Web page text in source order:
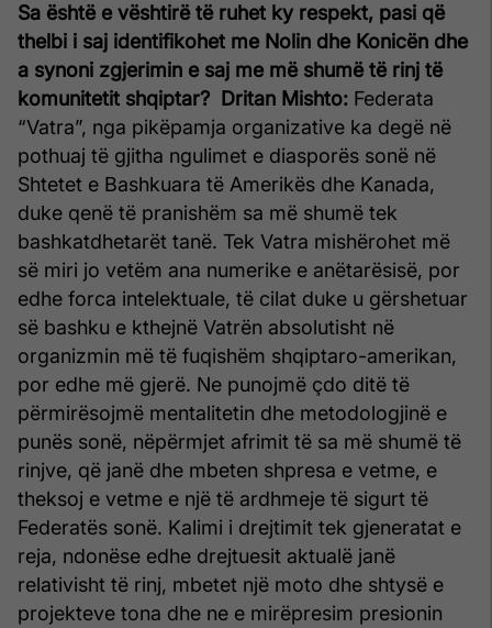
Sa është e vështirë të ruhet ky respekt, pasi që
thelbi i saj identifikohet me Nolin dhe Konicën dhe
a synoni zgjerimin e saj me më shumë të rinj të
komunitetit shqiptar?
Dritan Mishto: Federata
“Vatra”, nga pikëpamja organizative ka degë në
pothuaj të gjitha ngulimet e diasporës sonë në
Shtetet e Bashkuara të Amerikës dhe Kanada,
duke qenë të pranishëm sa më shumë tek
bashkatdhetarët tanë. Tek Vatra mishërohet më
së miri jo vetëm ana numerike e anëtarësisë, por
edhe forca intelektuale, të cilat duke u gërshetuar
së bashku e kthejnë Vatrën absolutisht në
organizmin më të fuqishëm shqiptaro-amerikan,
por edhe më gjerë. Ne punojmë çdo ditë të
përmirësojmë mentalitetin dhe metodologjinë e
punës sonë, nëpërmjet afrimit të sa më shumë të
rinjve, që janë dhe mbeten shpresa e vetme, e
theksoj e vetme e një të ardhmeje të sigurt të
Federatës sonë. Kalimi i drejtimit tek gjeneratat e
reja, ndonëse edhe drejtuesit aktualë janë
relativisht të rinj, mbetet një moto dhe shtysë e
projekteve tona dhe ne e mirëpresim presionin